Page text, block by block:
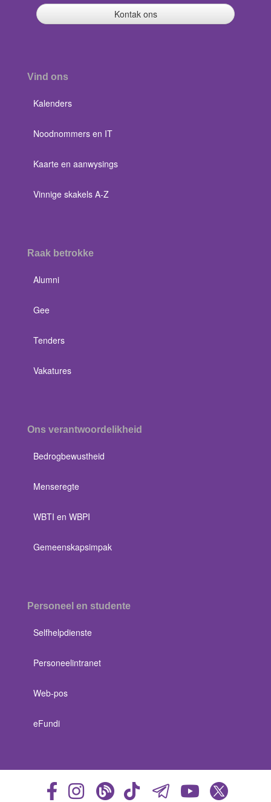
Kontak ons
Vind ons
Kalenders
Noodnommers en IT
Kaarte en aanwysings
Vinnige skakels A-Z
Raak betrokke
Alumni
Gee
Tenders
Vakatures
Ons verantwoordelikheid
Bedrogbewustheid
Menseregte
WBTI en WBPI
Gemeenskapsimpak
Personeel en studente
Selfhelpdienste
Personeelintranet
Web-pos
eFundi